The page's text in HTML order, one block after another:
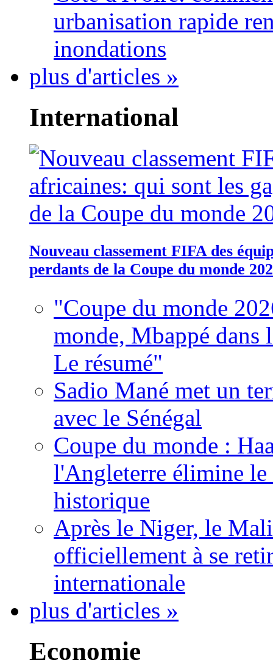
urbanisation rapide
inondations
plus d'articles »
International
Nouveau classement FIFA des
perdants de la Coupe du monde
"Coupe du monde
monde, Mbappé dans
Le résumé"
Sadio Mané met un
avec le Sénégal
Coupe du monde :
l'Angleterre élimine
historique
Après le Niger, le
officiellement à se
internationale
plus d'articles »
Economie